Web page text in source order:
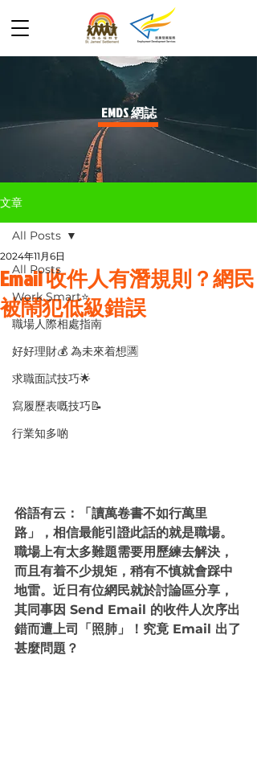
​EMDS 網誌
文章
All Posts
Work Smart⭐️
職場人際相處指南
好好理財💰 為未來着想🈵
求職面試技巧🌟
寫履歷表嘅技巧📝
行業知多啲
All Posts
Email 收件人有潛規則？網民
被鬧犯低級錯誤
2024年11月6日
俗語有云：「讀萬卷書不如行萬里
路」，相信最能引證此話的就是職場。
職場上有太多難題需要用歷練去解決，
而且有着不少規矩，稍有不慎就會踩中
地雷。近日有位網民就於討論區分享，
其同事因 Send Email 的收件人次序出
錯而遭上司「照肺」！究竟 Email 出了
甚麼問題？